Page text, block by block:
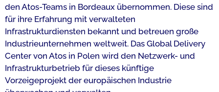
den Atos-Teams in Bordeaux übernommen. Diese sind
für ihre Erfahrung mit verwalteten
Infrastrukturdiensten bekannt und betreuen große
Industrieunternehmen weltweit. Das Global Delivery
Center von Atos in Polen wird den Netzwerk- und
Infrastrukturbetrieb für dieses künftige
Vorzeigeprojekt der europäischen Industrie